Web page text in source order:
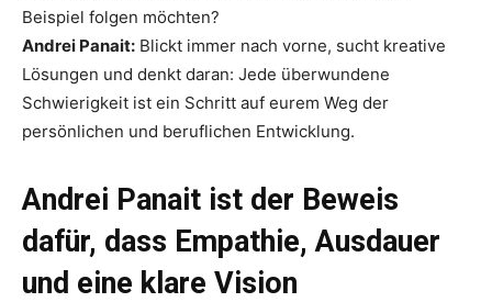
Beispiel folgen möchten?
Andrei Panait: Blickt immer nach vorne, sucht kreative
Lösungen und denkt daran: Jede überwundene
Schwierigkeit ist ein Schritt auf eurem Weg der
persönlichen und beruflichen Entwicklung.
Andrei Panait ist der Beweis
dafür, dass Empathie, Ausdauer
und eine klare Vision